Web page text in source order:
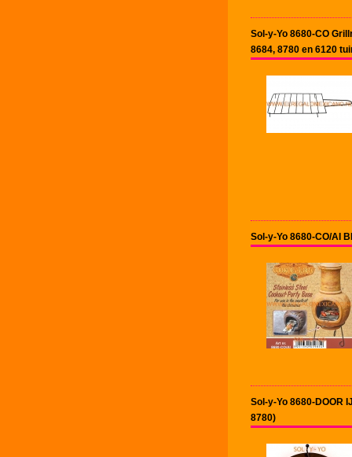
Sol-y-Yo 8680-CO
8684, 8780 en 6120
Sol-y-Yo 8680-CO/AI
Sol-y-Yo 8680-DOOR
8780)